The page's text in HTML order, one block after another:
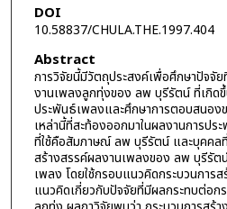
DOI
10.58837/CHULA.THE.1997.404
Abstract
การวิจัยนี้มีวัตถุประสงค์เพื่อศึกษาปัจจั
งานเพลงลูกทุ่งของ ลพ บุรีรัตน์ ที่เกิด
ประพันธ์เพลงและศึกษาการตอบสนอ
เหล่านี้ที่สะท้องออกมาในผลงานการปร
ที่ใช้คือสัมภาษณ์ ลพ บุรีรัตน์ และบุคคล
สร้างสรรค์ผลงานเพลงของ ลพ บุรีรัต
เพลง โดยใช้กรอบแนวคิดกระบวนการ
แนวคิดเกี่ยวกับปัจจัยที่มีผลกระทบต่อก